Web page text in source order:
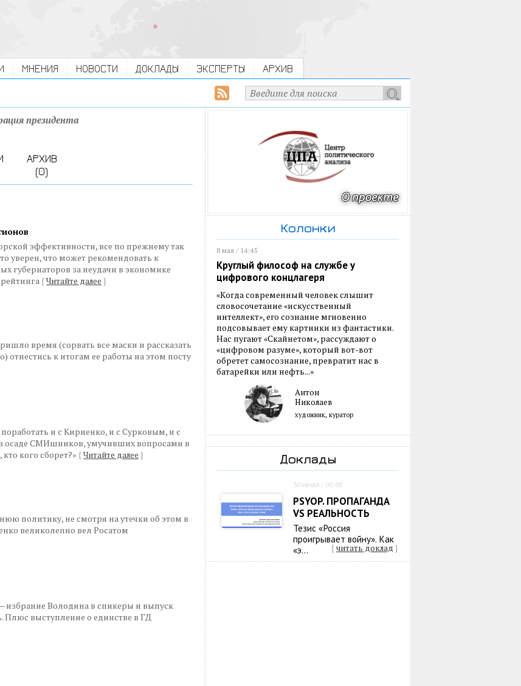
МНЕНИЯ НОВОСТИ ДОКЛАДЫ ЭКСПЕРТЫ АРХИВ
президента
АРХИВ
(0)
эффективности, все по прежнему так
уверен, что может рекомендовать к
губернаторов за неудачи в экономике
{ Читайте далее }
время (сорвать все маски и рассказать
отнестись к итогам ее работы на этом посту
и с Кириенко, и с Сурковым, и с
осаде СМИшников, умучивших вопросами в
кого сборет?» { Читайте далее }
политику, не смотря на утечки об этом в
великолепно вел Росатом
избрание Володина в спикеры и выпуск
Плюс выступление о единстве в ГД
Колонки
8 мая / 14:45
Круглый философ на службе у
цифрового концлагеря
«Когда современный человек слышит
словосочетание «искусственный
интеллект», его сознание мгновенно
подсовывает ему картинки из фантастики.
Нас пугают «Скайнетом», рассуждают о
«цифровом разуме», который вот-вот
обретет самосознание, превратит нас в
батарейки или нефть...»
Антон
Николаев
художник, куратор
Доклады
30 июля / 00:00
PSYOP. ПРОПАГАНДА
VS РЕАЛЬНОСТЬ
Тезис «Россия
проигрывает войну». Как
«э...
{ читать доклад }